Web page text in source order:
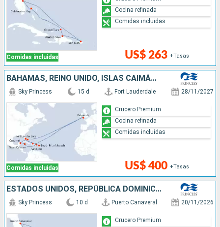
Comidas incluidas US$ 263 +Tasas
Cocina refinada
Comidas incluidas
BAHAMAS, REINO UNIDO, ISLAS CAIMÁN, MÉXICO, ESTADOS UNIDOS, PUERTO RICO, REPÚBLICA DOMINICANA
Comidas incluidas
Sky Princess 15 d Fort Lauderdale 28/11/2027
US$ 400 +Tasas
Crucero Premium
Cocina refinada
Comidas incluidas
ESTADOS UNIDOS, REPÚBLICA DOMINICANA, PUERTO RICO, SAN MARTÍN, BAHAMAS
Sky Princess 10 d Puerto Canaveral 20/11/2026
Crucero Premium